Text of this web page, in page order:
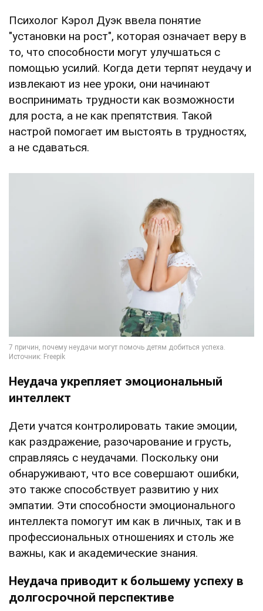
Психолог Кэрол Дуэк ввела понятие
"установки на рост", которая означает веру в
то, что способности могут улучшаться с
помощью усилий. Когда дети терпят неудачу и
извлекают из нее уроки, они начинают
воспринимать трудности как возможности
для роста, а не как препятствия. Такой
настрой помогает им выстоять в трудностях,
а не сдаваться.
Неудача укрепляет эмоциональный
интеллект
Дети учатся контролировать такие эмоции,
как раздражение, разочарование и грусть,
справляясь с неудачами. Поскольку они
обнаруживают, что все совершают ошибки,
это также способствует развитию у них
эмпатии. Эти способности эмоционального
интеллекта помогут им как в личных, так и в
профессиональных отношениях и столь же
важны, как и академические знания.
Неудача приводит к большему успеху в
долгосрочной перспективе